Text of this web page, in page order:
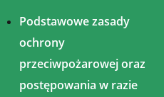
Podstawowe zasady
ochrony
przeciwpożarowej oraz
postępowania w razie